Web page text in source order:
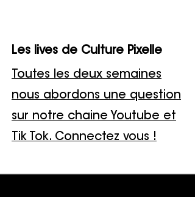
Les lives de Culture Pixelle
Toutes les deux semaines
nous abordons une question
sur notre chaine Youtube et
Tik Tok. Connectez vous !